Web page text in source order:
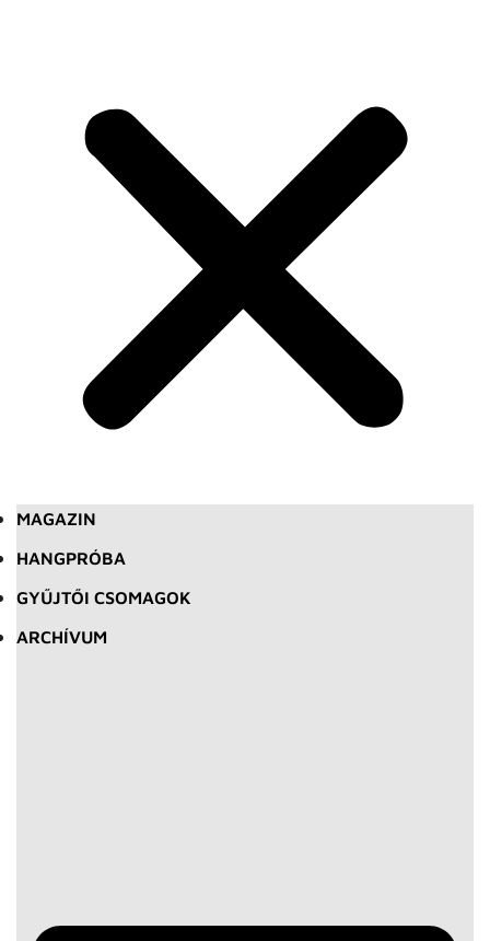
MAGAZIN
HANGPRÓBA
GYŰJTŐI CSOMAGOK
ARCHÍVUM